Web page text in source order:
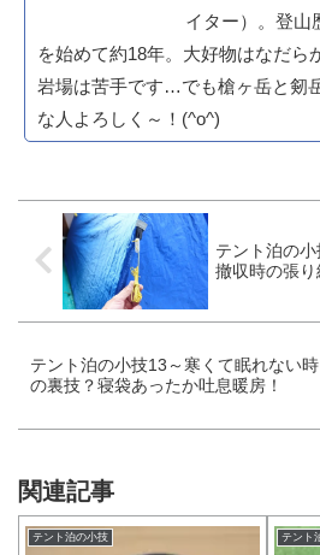
イター）。登山
を始めて約18年。大好物はなだら
岩場は苦手です…でも槍ヶ岳と剱
な人よろしく～！(^o^)
テント泊の
撤収時の張
テント泊の小技13～寒くて眠れない時
の裏技？寝袋あったか吐息暖房！
関連記事
テント泊の小技 テント